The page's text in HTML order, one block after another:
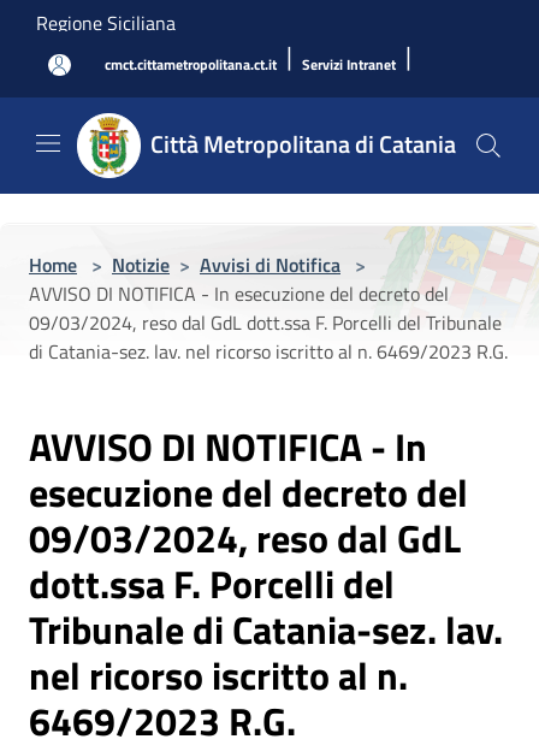
Salta al contenuto principale
Regione Siciliana
cmct.cittametropolitana.ct.it | Servizi Intranet |
Città Metropolitana di Catania
Home > Notizie > Avvisi di Notifica >
AVVISO DI NOTIFICA - In esecuzione del decreto del
09/03/2024, reso dal GdL dott.ssa F. Porcelli del Tribunale
di Catania-sez. lav. nel ricorso iscritto al n. 6469/2023 R.G.
AVVISO DI NOTIFICA - In
esecuzione del decreto del
09/03/2024, reso dal GdL
dott.ssa F. Porcelli del
Tribunale di Catania-sez. lav.
nel ricorso iscritto al n.
6469/2023 R.G.